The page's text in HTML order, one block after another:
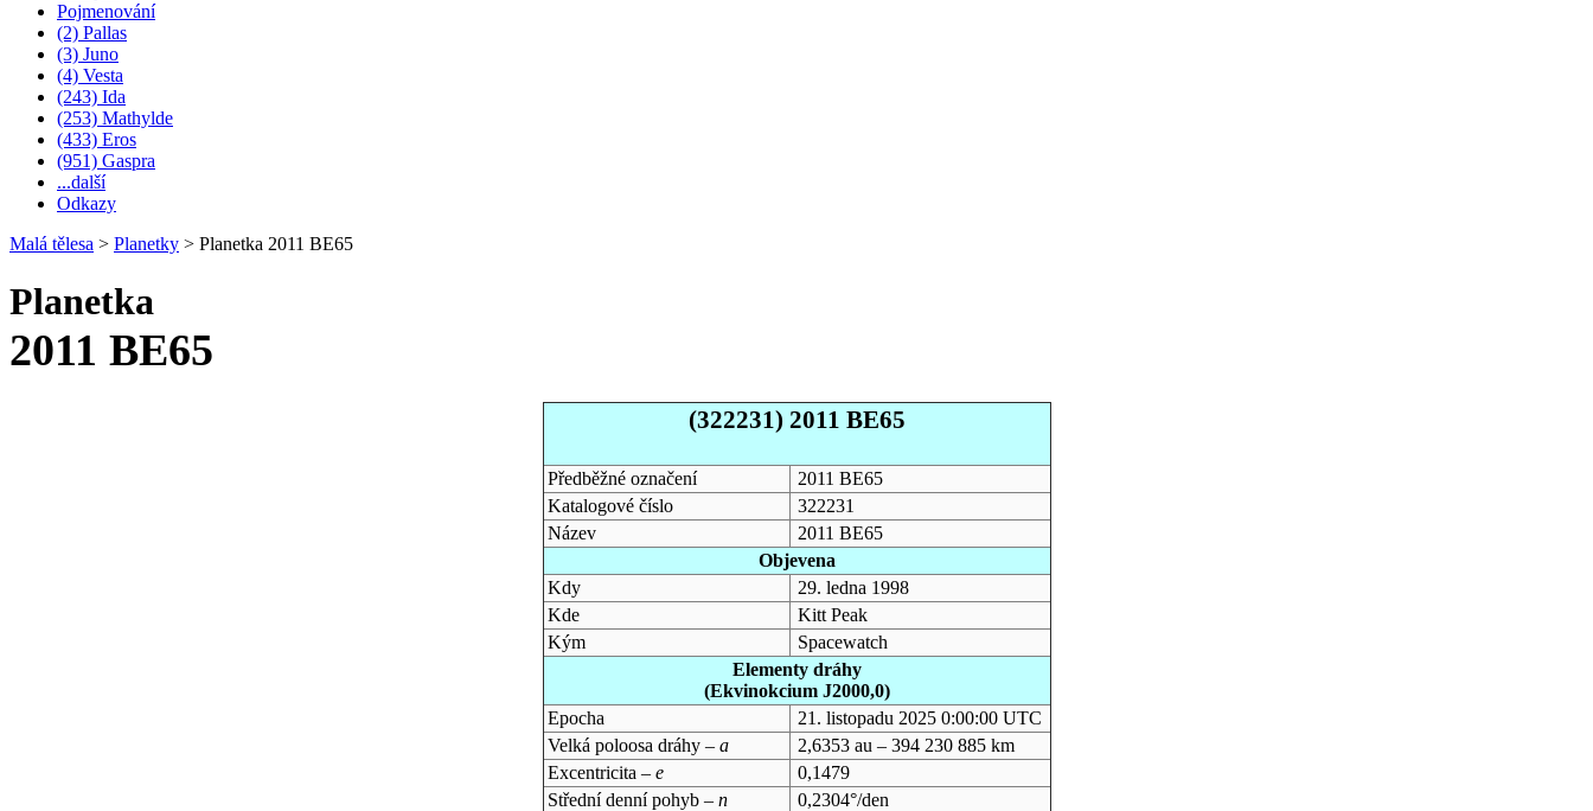
Pojmenování
(2) Pallas
(3) Juno
(4) Vesta
(243) Ida
(253) Mathylde
(433) Eros
(951) Gaspra
...další
Odkazy
Malá tělesa > Planetky > Planetka 2011 BE65
Planetka
2011 BE65
(322231) 2011 BE65
Předběžné označení
2011 BE65
Katalogové číslo
322231
Název
2011 BE65
Objevena
Kdy
29. ledna 1998
Kde
Kitt Peak
Kým
Spacewatch
Elementy dráhy
(Ekvinokcium J2000,0)
Epocha
21. listopadu 2025 0:00:00 UTC
Velká poloosa dráhy – a
2,6353 au – 394 230 885 km
Excentricita – e
0,1479
Střední denní pohyb – n
0,2304°/den